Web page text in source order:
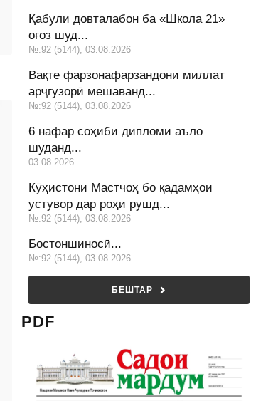
Қабули довталабон ба «Школа 21»
оғоз шуд...
№:92 (5144), 03.08.2026
Вақте фарзонафарзандони миллат
арҷгузорӣ мешаванд...
№:92 (5144), 03.08.2026
6 нафар соҳиби дипломи аъло
шуданд...
03.08.2026
Кӯҳистони Мастчоҳ бо қадамҳои
устувор дар роҳи рушд...
№:92 (5144), 03.08.2026
Бостоншиносӣ...
№:92 (5144), 03.08.2026
БЕШТАР
PDF